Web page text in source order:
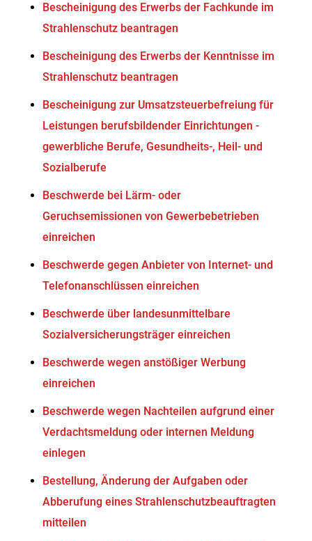
Bescheinigung des Erwerbs der Fachkunde im
Strahlenschutz beantragen
Bescheinigung des Erwerbs der Kenntnisse im
Strahlenschutz beantragen
Bescheinigung zur Umsatzsteuerbefreiung für
Leistungen berufsbildender Einrichtungen -
gewerbliche Berufe, Gesundheits-, Heil- und
Sozialberufe
Beschwerde bei Lärm- oder
Geruchsemissionen von Gewerbebetrieben
einreichen
Beschwerde gegen Anbieter von Internet- und
Telefonanschlüssen einreichen
Beschwerde über landesunmittelbare
Sozialversicherungsträger einreichen
Beschwerde wegen anstößiger Werbung
einreichen
Beschwerde wegen Nachteilen aufgrund einer
Verdachtsmeldung oder internen Meldung
einlegen
Bestellung, Änderung der Aufgaben oder
Abberufung eines Strahlenschutzbeauftragten
mitteilen